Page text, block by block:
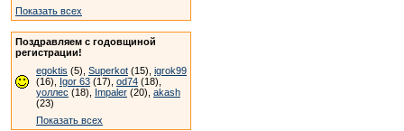
Показать всех
Поздравляем с годовщиной
регистрации!
egoktis (5), Superkot (15), igrok99
(16), Igor 63 (17), od74 (18),
уоллес (18), Impaler (20), akash
(23)
Показать всех